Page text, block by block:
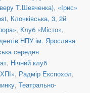
Т.Шевченка), «Ірис»
, Клочківська, 3, 2й
, Клуб «Місто»,
НПУ ім. Ярослава
середня
, Нічний клуб
, Радмір Експохол,
, Театрально-